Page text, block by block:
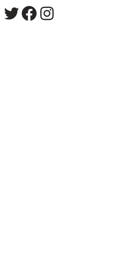
Twitter
Facebook
Instagram